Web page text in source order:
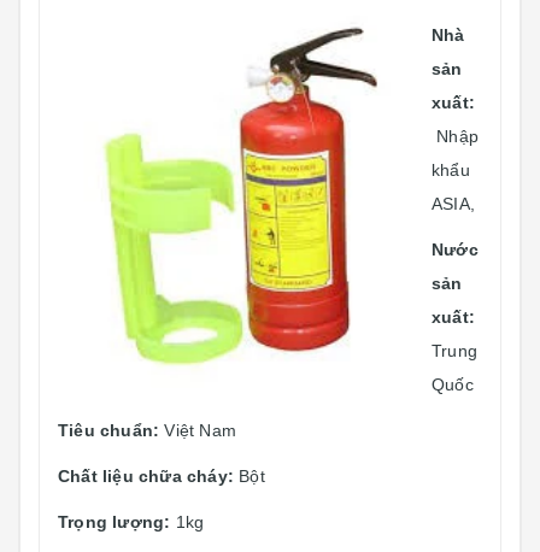
Nhà
sản
xuất:
Nhập
khẩu
ASIA,
Nước
sản
xuất:
Trung
Quốc
Tiêu chuẩn: Việt Nam
Chất liệu chữa cháy: Bột
Trọng lượng: 1kg